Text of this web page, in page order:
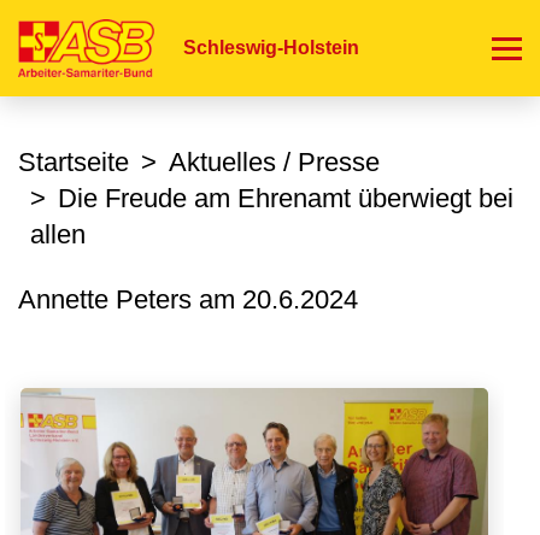
zum
Schleswig-Holstein
Startseite
Aktuelles / Presse
Die Freude am Ehrenamt überwiegt bei
allen
Annette Peters am 20.6.2024